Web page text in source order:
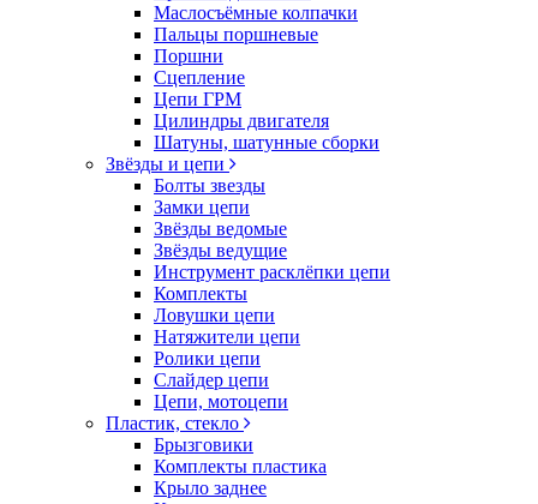
Маслосъёмные колпачки
Пальцы поршневые
Поршни
Сцепление
Цепи ГРМ
Цилиндры двигателя
Шатуны, шатунные сборки
Звёзды и цепи
Болты звезды
Замки цепи
Звёзды ведомые
Звёзды ведущие
Инструмент расклёпки цепи
Комплекты
Ловушки цепи
Натяжители цепи
Ролики цепи
Слайдер цепи
Цепи, мотоцепи
Пластик, стекло
Брызговики
Комплекты пластика
Крыло заднее